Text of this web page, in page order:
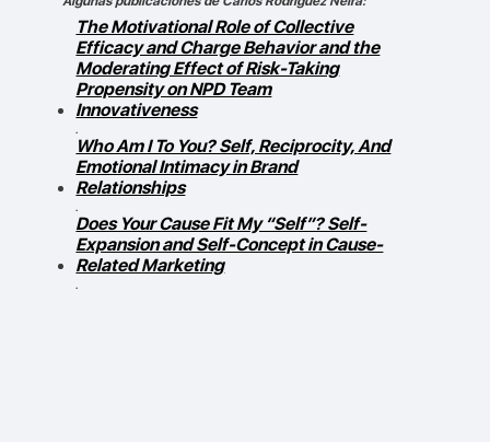
The Motivational Role of Collective
Efficacy and Charge Behavior and the
Moderating Effect of Risk-Taking
Propensity on NPD Team
Innovativeness
.
Who Am I To You? Self, Reciprocity, And
Emotional Intimacy in Brand
Relationships
.
Does Your Cause Fit My “Self”? Self-
Expansion and Self-Concept in Cause-
Related Marketing
.